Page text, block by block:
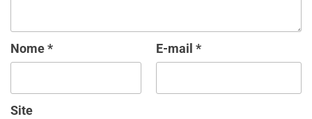
Nome* E-mail *
Site